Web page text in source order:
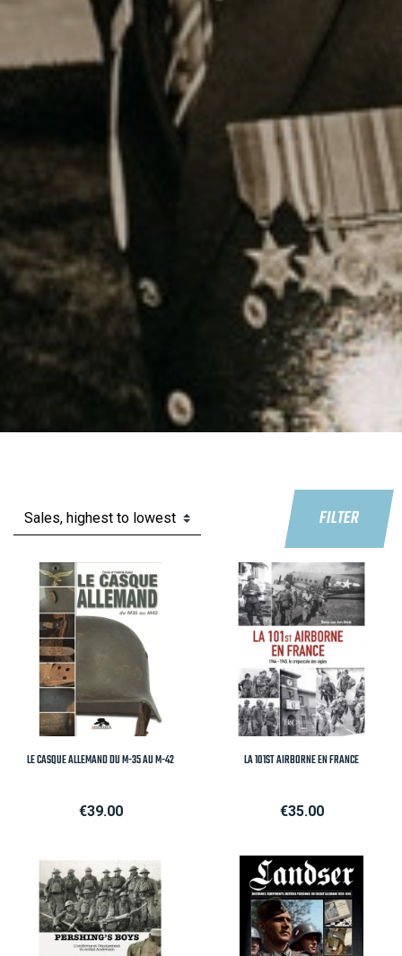
FILTER
LE CASQUE ALLEMAND DU M-35 AU M-42
Price
€39.00
LA 101ST AIRBORNE EN FRANCE
Price
€35.00